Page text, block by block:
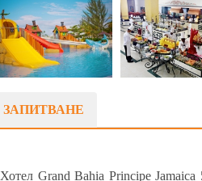
ЗАПИТВАНЕ
Хотел Grand Bahia Principe